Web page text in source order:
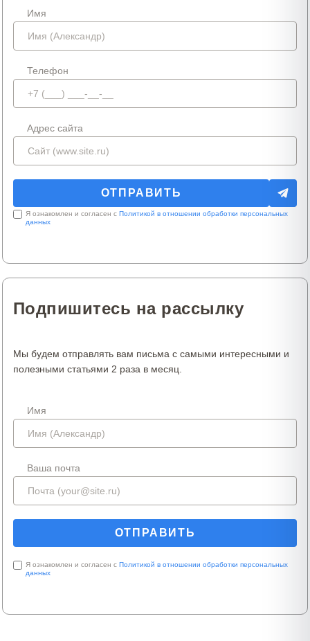
Имя
Телефон
Адрес сайта
Я ознакомлен и согласен с Политикой в отношении обработки персональных
данных
Подпишитесь на рассылку
Мы будем отправлять вам письма с самыми интересными и
полезными статьями 2 раза в месяц.
Имя
Ваша почта
Я ознакомлен и согласен с Политикой в отношении обработки персональных
данных